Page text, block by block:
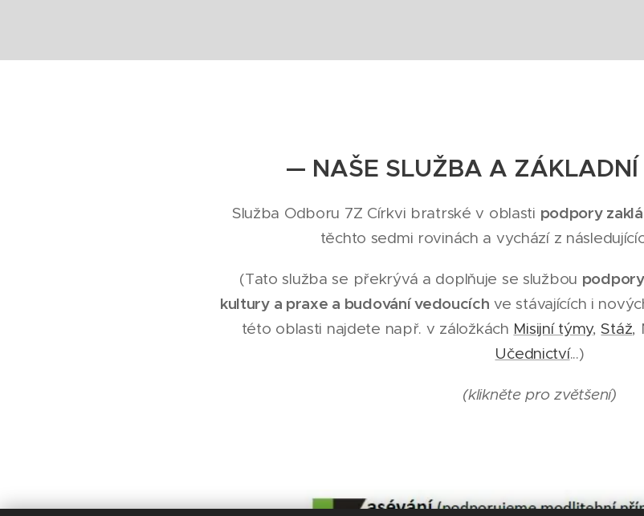
— NAŠE SLUŽBA A
Služba Odboru 7Z Církvi bratrské v oblasti podpory
těchto sedmi rovinách a vychází z
(Tato služba se překrývá a doplňuje se službou
kultury a praxe a budování vedoucích ve stávajících i
této oblasti najdete např. v záložkách Misijní týmy, Stáž,
Učednictví...)
(klikněte pro zvětšení)